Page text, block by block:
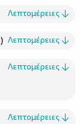
Λεπτομέρειες ↓
) Λεπτομέρειες ↓
Λεπτομέρειες ↓
Λεπτομέρειες ↓